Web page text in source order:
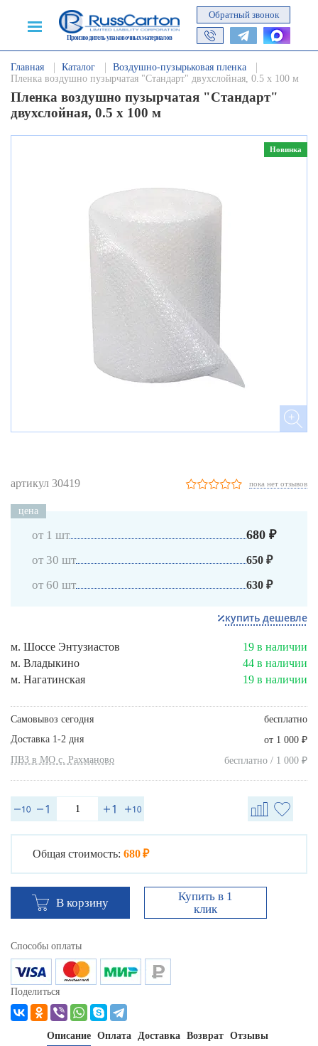
Производитель упаковочных материалов
Обратный звонок
Главная Каталог
Воздушно-пузырьковая пленка
Пленка воздушно пузырчатая "Стандарт" двухслойная, 0.5 х 100 м
Пленка воздушно пузырчатая "Стандарт"
двухслойная, 0.5 х 100 м
Новинка
артикул 30419 пока нет отзывов
цена
от 1 шт 680 ₽
от 30 шт 650 ₽
от 60 шт 630 ₽
купить дешевле
м. Шоссе Энтузиастов
19 в наличии
м. Владыкино
44 в наличии
м. Нагатинская
19 в наличии
Самовывоз сегодня
бесплатно
Доставка 1-2 дня
от 1 000 ₽
ПВЗ в МО с. Рахманово бесплатно / 1 000 ₽
Общая стоимость: 680 ₽
В корзину
Купить в 1
клик
Способы оплаты
Поделиться
Описание Оплата Доставка Возврат Отзывы